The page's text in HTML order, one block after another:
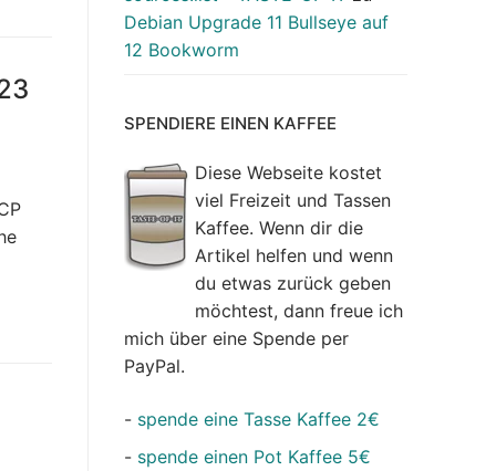
Debian Upgrade 11 Bullseye auf
12 Bookworm
SPENDIERE EINEN KAFFEE
Diese Webseite kostet
viel Freizeit und Tassen
Kaffee. Wenn dir die
Artikel helfen und wenn
du etwas zurück geben
möchtest, dann freue ich
mich über eine Spende per
PayPal.
- spende eine Tasse Kaffee 2€
- spende einen Pot Kaffee 5€